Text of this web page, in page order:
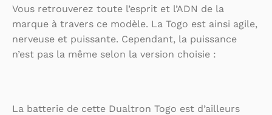
Vous retrouverez toute l’esprit et l’ADN de la
marque à travers ce modèle. La Togo est ainsi agile,
nerveuse et puissante. Cependant, la puissance
n’est pas la même selon la version choisie :
La batterie de cette Dualtron Togo est d’ailleurs